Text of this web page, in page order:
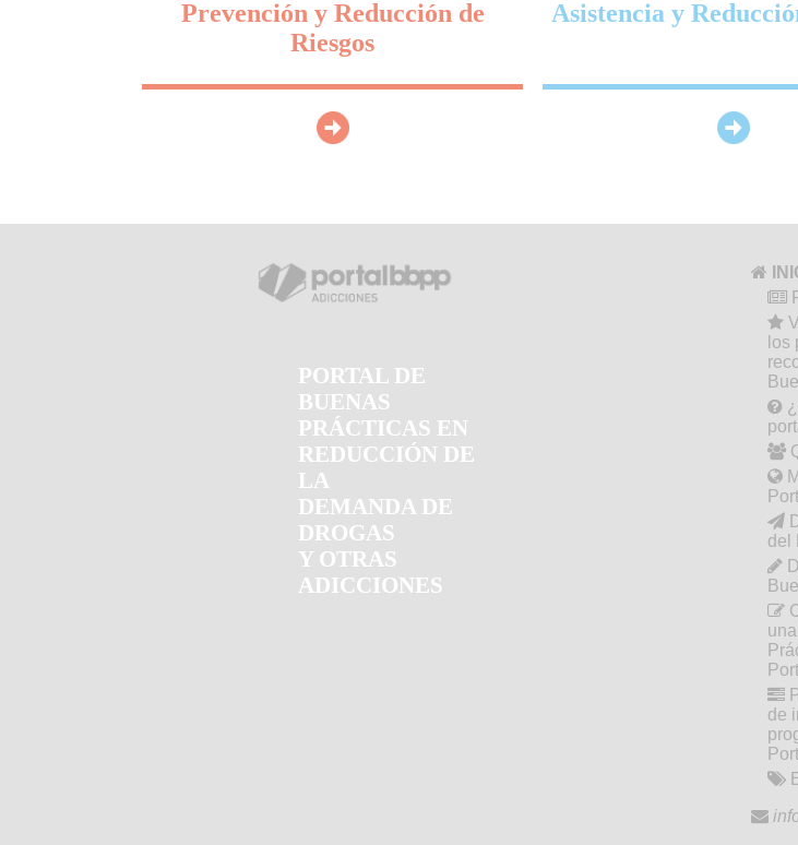
Prevención y Reducción de
Riesgos
Asistencia y
PORTAL DE
BUENAS
PRÁCTICAS EN
REDUCCIÓN DE
LA
DEMANDA DE
DROGAS
Y OTRAS
ADICCIONES
los
del
de